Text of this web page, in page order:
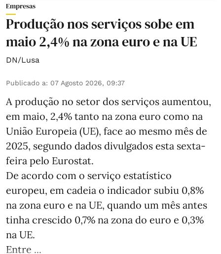
Empresas
Produção nos serviços sobe em
maio 2,4% na zona euro e na UE
DN/Lusa
Publicado a: 07 Agosto 2026, 09:37
A produção no setor dos serviços aumentou,
em maio, 2,4% tanto na zona euro como na
União Europeia (UE), face ao mesmo mês de
2025, segundo dados divulgados esta sexta-
feira pelo Eurostat.
De acordo com o serviço estatístico
europeu, em cadeia o indicador subiu 0,8%
na zona euro e na UE, quando um mês antes
tinha crescido 0,7% na zona do euro e 0,3%
na UE.
Entre ...